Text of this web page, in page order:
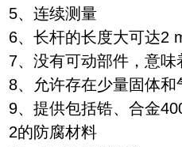
5、连续测量
6、长杆的长度大可达2
7、没有可动部件，意
8、允许存在少量固体和
9、提供包括锆、合金
2的防腐材料